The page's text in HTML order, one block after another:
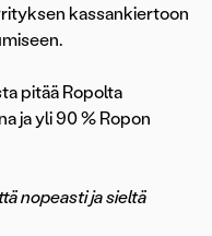
kassankiertoon
pitää Ropolta
ja yli 90 % Ropon
nopeasti ja sieltä